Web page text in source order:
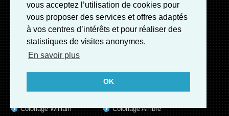
vous acceptez l’utilisation de cookies pour
vous proposer des services et offres adaptés
à vos centres d’intérêts et pour réaliser des
statistiques de visites anonymes.
En savoir plus
OK
Coloriage Ava
Coloriage Simon
Coloriage Julien
Coloriage Lina
Coloriage William
Coloriage Ulysse
Coloriage Rayan
Coloriage Ambre